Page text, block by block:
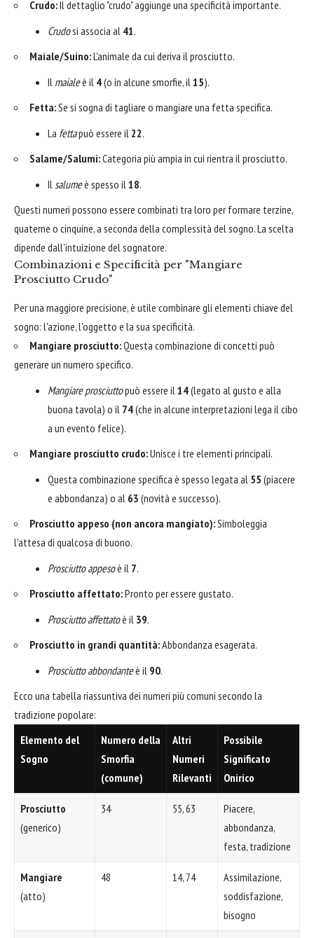
Crudo:Il dettaglio "crudo" aggiunge una specificità importante.
Crudosi associa al 41.
Maiale/Suino:L'animale da cui deriva il prosciutto.
Il maialeè il 4(o in alcune smorfie, il 15).
Fetta:Se si sogna di tagliare o mangiare una fetta specifica.
La fettapuò essere il 22.
Salame/Salumi:Categoria più ampia in cui rientra il prosciutto.
Il salumeè spesso il 18.
Questi numeri possono essere combinati tra loro per formare terzine,
quaterne o cinquine, a seconda della complessità del sogno. La scelta
dipende dall'intuizione del sognatore.
Combinazioni e Specificità per "Mangiare
Prosciutto Crudo"
Per una maggiore precisione, è utile combinare gli elementi chiave del
sogno: l'azione, l'oggetto e la sua specificità.
Mangiare prosciutto:Questa combinazione di concetti può
generare un numero specifico.
Mangiare prosciuttopuò essere il 14(legato al gusto e alla
buona tavola) o il 74(che in alcune interpretazioni lega il cibo
a un evento felice).
Mangiare prosciutto crudo:Unisce i tre elementi principali.
Questa combinazione specifica è spesso legata al 55 (piacere
e abbondanza) o al 63 (novità e successo).
Prosciutto appeso (non ancora mangiato):Simboleggia
l'attesa di qualcosa di buono.
Prosciutto appesoè il 7.
Prosciutto affettato:Pronto per essere gustato.
Prosciutto affettatoè il 39.
Prosciutto in grandi quantità:Abbondanza esagerata.
Prosciutto abbondanteè il 90.
Ecco una tabella riassuntiva dei numeri più comuni secondo la
tradizione popolare:
Elemento del
Sogno
Numero della
Smorfia
(comune)
Altri
Numeri
Rilevanti
Possibile
Significato
Onirico
Prosciutto
(generico)
34 55, 63
Piacere,
abbondanza,
festa, tradizione
Mangiare
(atto)
48 14, 74
Assimilazione,
soddisfazione,
bisogno